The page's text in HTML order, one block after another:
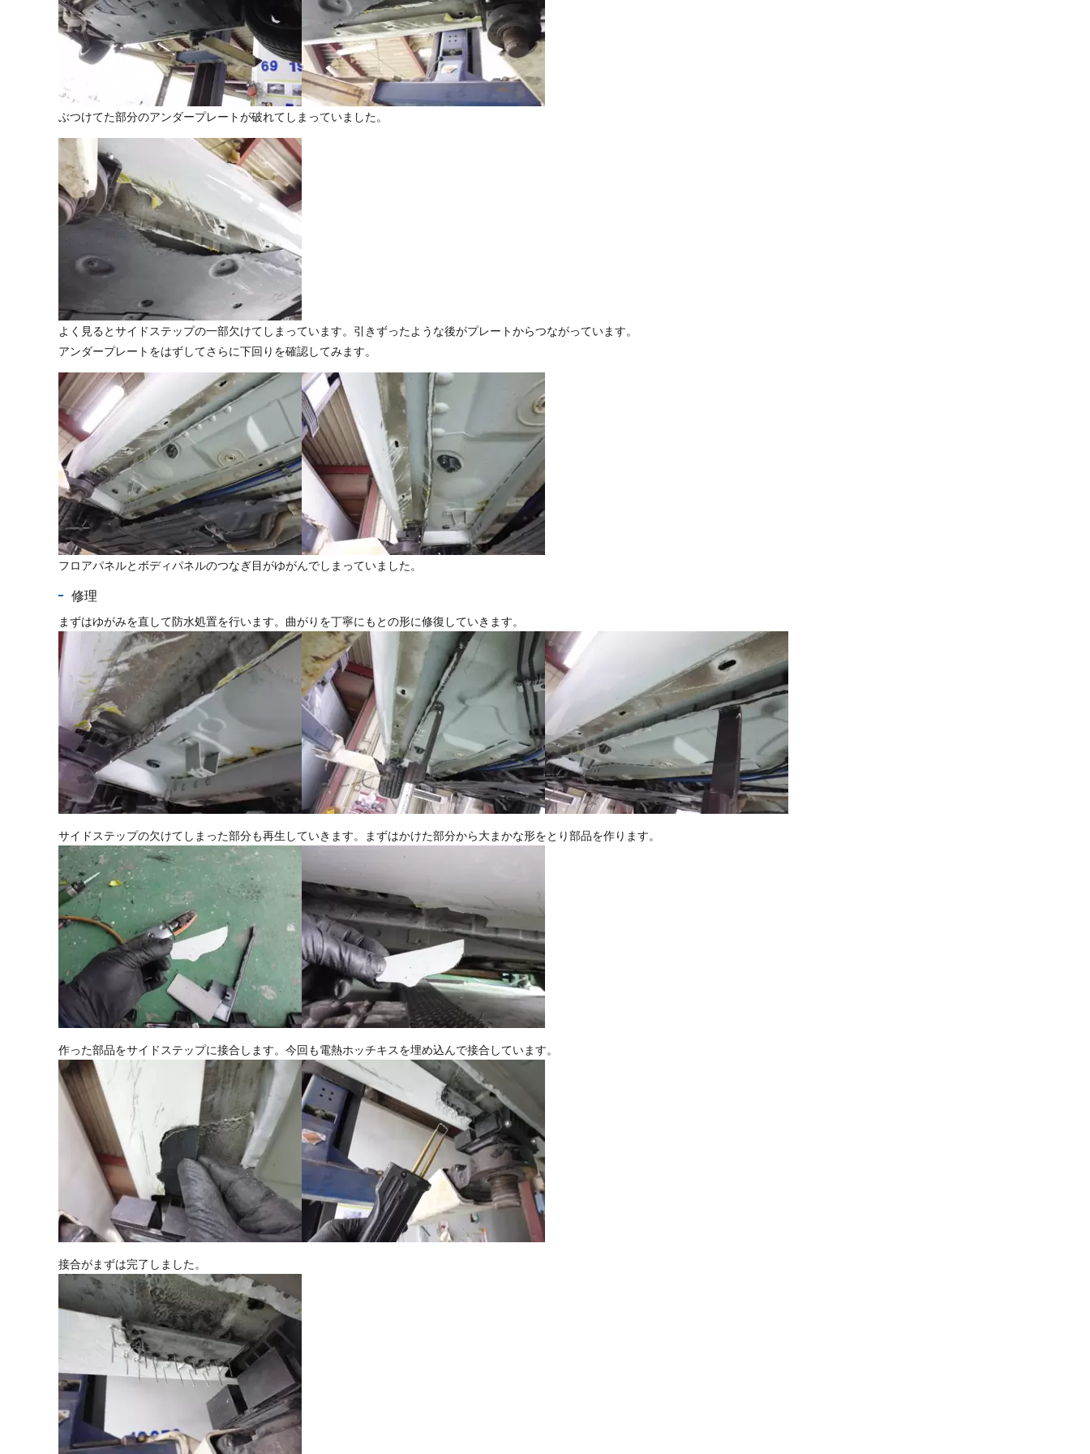
ぶつけてた部分のアンダープレートが破れてしまっていました。
よく見るとサイドステップの一部欠けてしまっています。引きずったような後がプレートからつながっています。
アンダープレートをはずしてさらに下回りを確認してみます。
フロアパネルとボディパネルのつなぎ目がゆがんでしまっていました。
修理
まずはゆがみを直して防水処置を行います。曲がりを丁寧にもとの形に修復していきます。
サイドステップの欠けてしまった部分も再生していきます。まずはかけた部分から大まかな形をとり部品を作ります。
作った部品をサイドステップに接合します。今回も電熱ホッチキスを埋め込んで接合しています。
接合がまずは完了しました。